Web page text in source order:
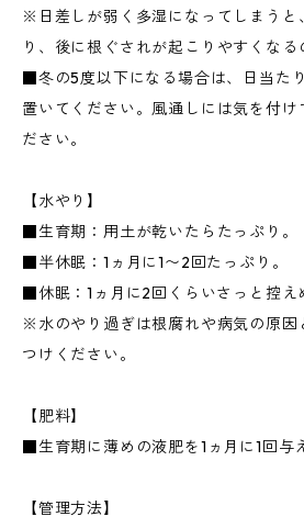
※日差しが弱く多湿になってしまうと
り、後に根ぐされが起こりやすくなる
■冬の5度以下になる場合は、日当た
置いてください。風通しには気を付け
ださい。
【水やり】
■生育期：用土が乾いたらたっぷり。
■半休眠：1ヵ月に1〜2回たっぷり。
■休眠：1ヵ月に2回くらいさっと控え
※水のやり過ぎは根腐れや病気の原因
つけください。
【肥料】
■生育期に薄めの液肥を1ヵ月に1回与
【管理方法】